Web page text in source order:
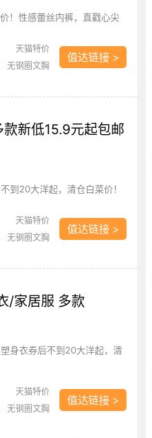
！性感蕾丝内裤，直戳心尖
天猫特价
无钢圈文胸
值达链接 >
新低15.9元起包邮
到20大洋起，清仓白菜价！
天猫特价
无钢圈文胸
值达链接 >
/家居服 多款
身衣券后不到20大洋起，清
天猫特价
无钢圈文胸
值达链接 >